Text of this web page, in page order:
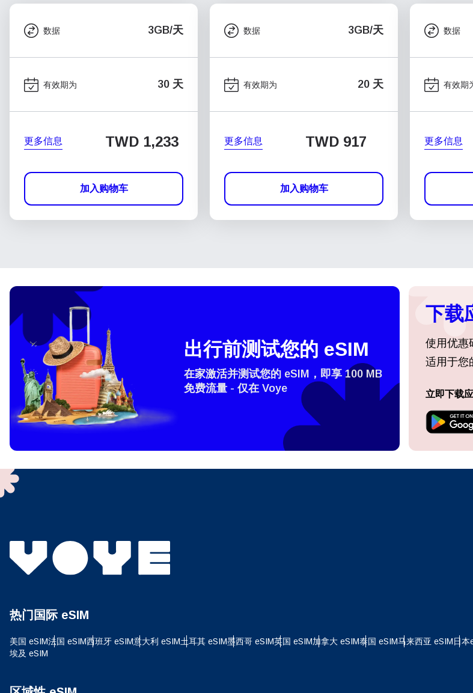
数据 3GB/天
有效期为 30 天
更多信息 TWD 1,233
加入购物车
数据 3GB/天
有效期为 20 天
更多信息 TWD 917
加入购物车
数据
有效期
更多信息
How do I get my eSim?
To get your eSIM, start by checking if your device
They will provide you with a QR code or activation
出行前测试您的 eSIM
在家激活并测试您的 eSIM，即享 100 MB
免费流量 - 仅在 Voye
下载
使用优惠
适用于您
立即下载
热门国际 eSIM
美国 eSIM法国 eSIM西班牙 eSIM意大利 eSIM土耳其 eSIM墨西哥 eSIM英国 eSIM加拿大 eSIM泰国 eSIM马来西亚 eSIM日本
埃及 eSIM
登录或注册